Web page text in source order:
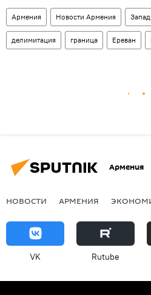
Армения Новости Армения Запад
делимитация граница Ереван
Армения
НОВОСТИ АРМЕНИЯ
VK Rutube